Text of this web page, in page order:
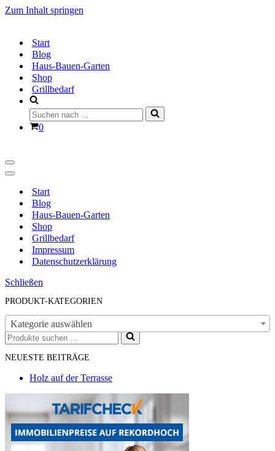
Zum Inhalt springen
Start
Blog
Haus-Bauen-Garten
Shop
Grillbedarf
Suchen
nach …
Warenkorb
0
Navigationsmenü
Navigationsmenü
Start
Blog
Haus-Bauen-Garten
Shop
Grillbedarf
Impressum
Datenschutzerklärung
Schließen
PRODUKT-KATEGORIEN
Kategorie auswählen
Suchen
nach …
NEUESTE BEITRÄGE
Holz auf der Terrasse